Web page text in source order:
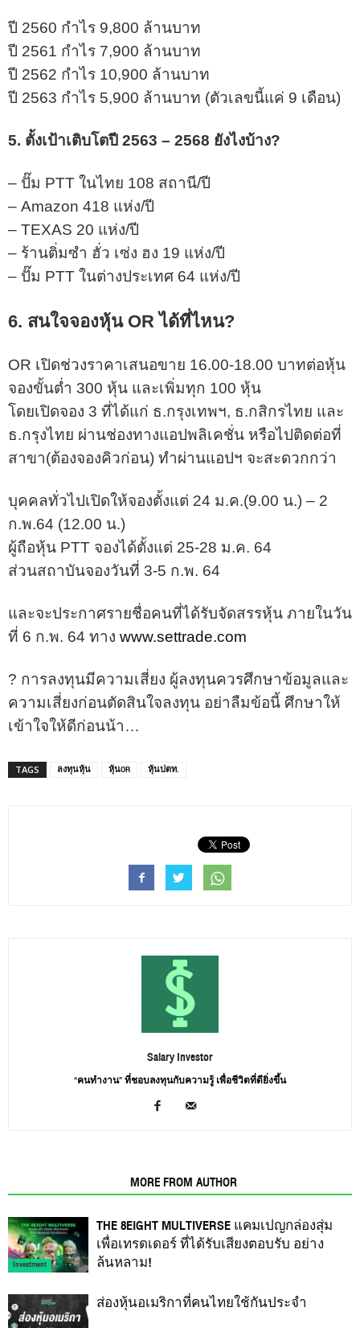
ปี 2560 กำไร 9,800 ล้านบาท
ปี 2561 กำไร 7,900 ล้านบาท
ปี 2562 กำไร 10,900 ล้านบาท
ปี 2563 กำไร 5,900 ล้านบาท (ตัวเลขนี้แค่ 9 เดือน)
5. ตั้งเป้าเติบโตปี 2563 – 2568 ยังไงบ้าง?
– ปั๊ม PTT ในไทย 108 สถานี/ปี
– Amazon 418 แห่ง/ปี
– TEXAS 20 แห่ง/ปี
– ร้านติ่มซำ ฮั่ว เซ่ง ฮง 19 แห่ง/ปี
– ปั๊ม PTT ในต่างประเทศ 64 แห่ง/ปี
6. สนใจจองหุ้น OR ได้ที่ไหน?
OR เปิดช่วงราคาเสนอขาย 16.00-18.00 บาทต่อหุ้น
จองขั้นต่ำ 300 หุ้น และเพิ่มทุก 100 หุ้น
โดยเปิดจอง 3 ที่ได้แก่ ธ.กรุงเทพฯ, ธ.กสิกรไทย และ
ธ.กรุงไทย ผ่านช่องทางแอปพลิเคชั่น หรือไปติดต่อที่
สาขา(ต้องจองคิวก่อน) ทำผ่านแอปฯ จะสะดวกกว่า
บุคคลทั่วไปเปิดให้จองตั้งแต่ 24 ม.ค.(9.00 น.) – 2
ก.พ.64 (12.00 น.)
ผู้ถือหุ้น PTT จองได้ตั้งแต่ 25-28 ม.ค. 64
ส่วนสถาบันจองวันที่ 3-5 ก.พ. 64
และจะประกาศรายชื่อคนที่ได้รับจัดสรรหุ้น ภายในวัน
ที่ 6 ก.พ. 64 ทาง www.settrade.com
? การลงทุนมีความเสี่ยง ผู้ลงทุนควรศึกษาข้อมูลและ
ความเสี่ยงก่อนตัดสินใจลงทุน อย่าลืมข้อนี้ ศึกษาให้
เข้าใจให้ดีก่อนน้า…
TAGS ลงทุนหุ้น หุ้นOR หุ้นปตท.
Salary Investor
“คนทำงาน” ที่ชอบลงทุนกับความรู้ เพื่อชีวิตที่ดียิ่งขึ้น
MORE FROM AUTHOR
Investment
THE 8EIGHT MULTIVERSE แคมเปญกล่องสุ่ม
เพื่อเทรดเดอร์ ที่ได้รับเสียงตอบรับ อย่าง
ล้นหลาม!
ส่องหุ้นอเมริกาที่คนไทยใช้กันประจำ